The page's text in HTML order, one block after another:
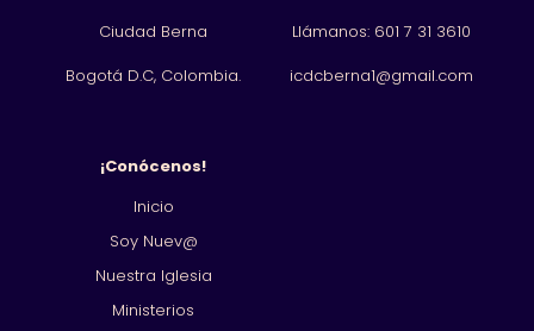
Ciudad Berna
Bogotá D.C, Colombia.
Llámanos: 601 7 31 3610
icdcberna1@gmail.com
¡Conócenos!
Inicio
Soy Nuev@
Nuestra Iglesia
Ministerios